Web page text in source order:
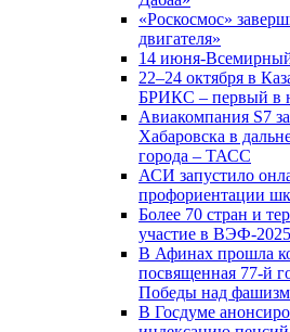
«Роскосмос»
двигателя»
14 июня-
22–24 октября в
БРИКС – первый в
Авиакомпания S7
Хабаровска в
города – ТАСС
АСИ запустило
профориентации
Более 70 стран и
участие в ВЭФ-2025
В Афинах прошла
посвященная 77-й
Победы над
В Госдуме